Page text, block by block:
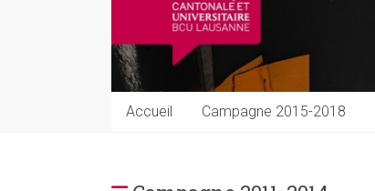
manuscrits
Accueil Campagne 2015-2018